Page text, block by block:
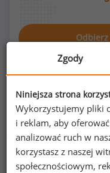
Rozkład
Zgody
Niniejsza strona
Wykorzystujemy pliki
i reklam, aby
analizować ruch w
korzystasz z naszej
społecznościowym,